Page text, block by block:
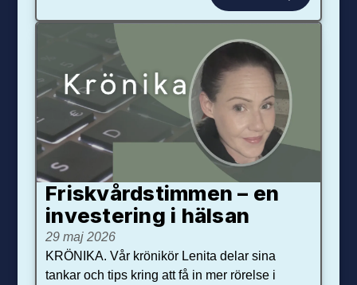
Friskvårdstimmen – en
investering i hälsan
29 maj 2026
KRÖNIKA. Vår krönikör Lenita delar sina
tankar och tips kring att få in mer rörelse i